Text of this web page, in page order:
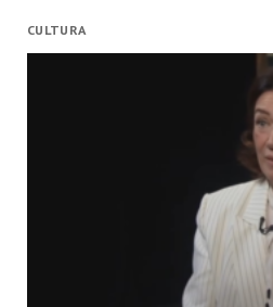
CULTURA